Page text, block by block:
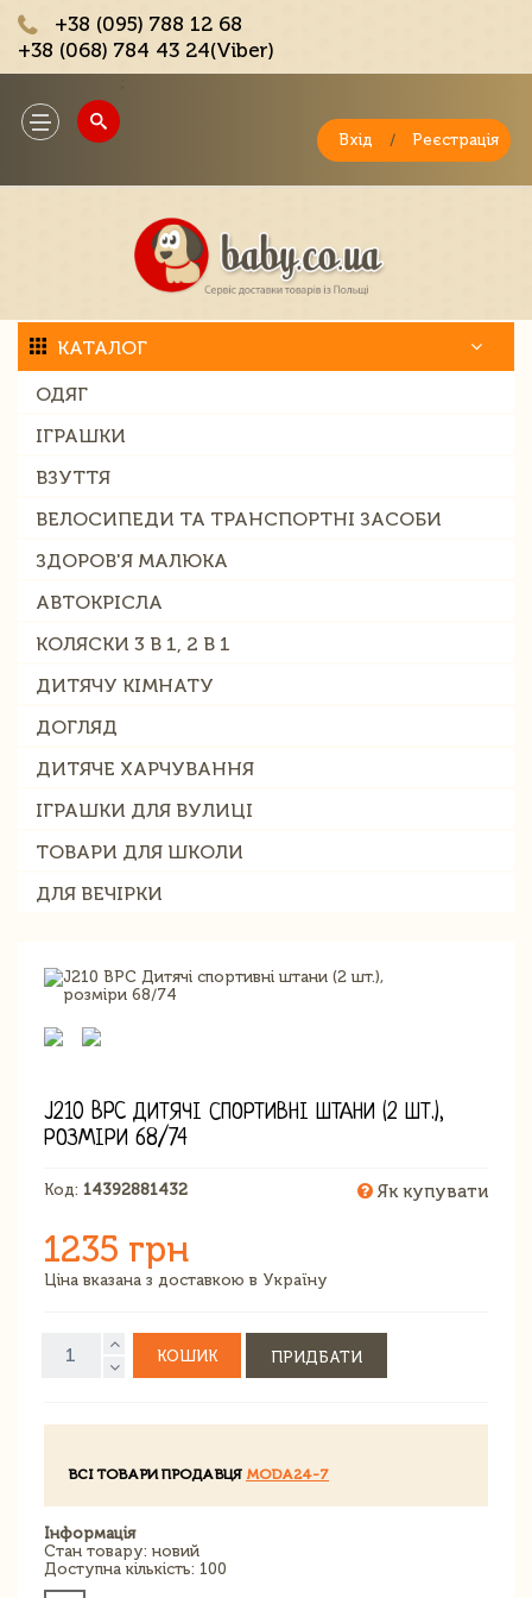
+38 (095) 788 12 68
+38 (068) 784 43 24(Viber)
Toggle
navigation
Вхід / Реєстрація
КАТАЛОГ
ОДЯГ
ІГРАШКИ
ВЗУТТЯ
ВЕЛОСИПЕДИ ТА ТРАНСПОРТНІ ЗАСОБИ
ЗДОРОВ'Я МАЛЮКА
АВТОКРІСЛА
КОЛЯСКИ 3 В 1, 2 В 1
ДИТЯЧУ КІМНАТУ
ДОГЛЯД
ДИТЯЧЕ ХАРЧУВАННЯ
ІГРАШКИ ДЛЯ ВУЛИЦІ
ТОВАРИ ДЛЯ ШКОЛИ
ДЛЯ ВЕЧІРКИ
J210 BPC ДИТЯЧІ СПОРТИВНІ ШТАНИ (2 ШТ.),
РОЗМІРИ 68/74
Код: 14392881432 Як купувати
1235 грн
Ціна вказана з доставкою в Україну
КОШИК ПРИДБАТИ
ВСІ ТОВАРИ ПРОДАВЦЯ MODA24-7
Інформація
Стан товару: новий
Доступна кількість: 100